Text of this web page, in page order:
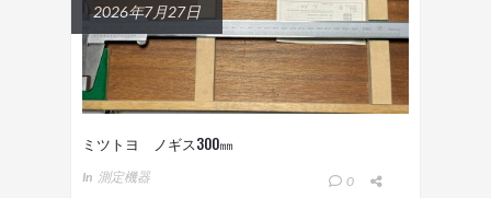
2026年7月27日
ミツトヨ ノギス300㎜
In 測定機器 0